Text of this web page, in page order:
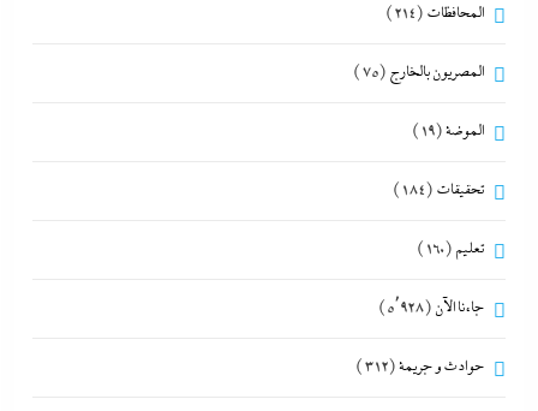
المحافظات (214)
المصريون بالخارج (75)
الموضة(19)
تحقيقات (184)
تعليم (160)
جاءنا الآن (5٬928)
حوادث و جريمة(312)